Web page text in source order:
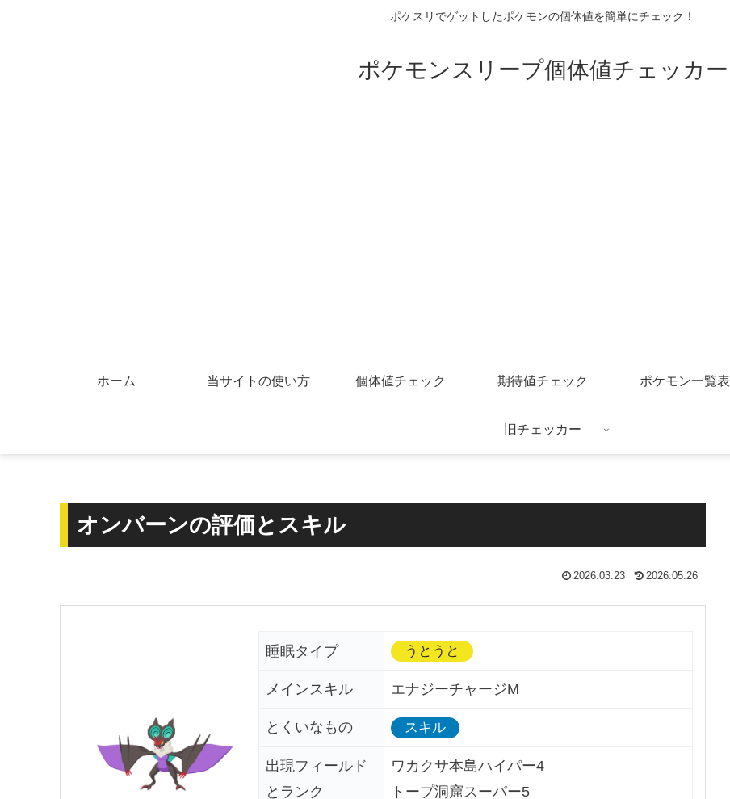
ポケスリでゲットしたポケモンの個体値を簡単にチェック！
ポケモンスリープ個体値チェッカー
ホーム 当サイトの使い方 個体値チェック 期待値チェック ポケモン一覧表
旧チェッカー
オンバーンの評価とスキル
2026.03.23 2026.05.26
睡眠タイプ うとうと
メインスキル エナジーチャージM
とくいなもの スキル
出現フィールド
とランク
ワカクサ本島ハイパー4
トープ洞窟スーパー5